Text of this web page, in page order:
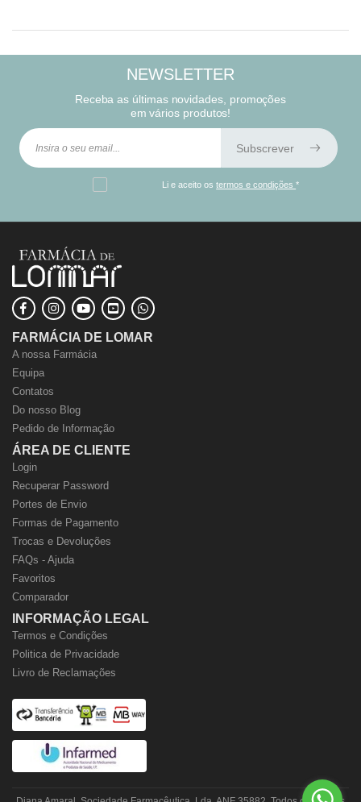
NEWSLETTER
Receba as últimas novidades, promoções
em vários produtos!
Subscrever
Li e aceito ostermos e condições*
FARMÁCIA DE LOMAR
A nossa Farmácia
Equipa
Contatos
Do nosso Blog
Pedido de Informação
ÁREA DE CLIENTE
Login
Recuperar Password
Portes de Envio
Formas de Pagamento
Trocas e Devoluções
FAQs - Ajuda
Favoritos
Comparador
INFORMAÇÃO LEGAL
Termos e Condições
Politica de Privacidade
Livro de Reclamações